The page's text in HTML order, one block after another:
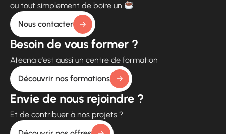
ou tout simplement de boire un
Nous contacter
Besoin de vous former ?
Atecna c'est aussi un centre de formation
Découvrir nos formations
Envie de nous rejoindre ?
Et de contribuer à nos projets ?